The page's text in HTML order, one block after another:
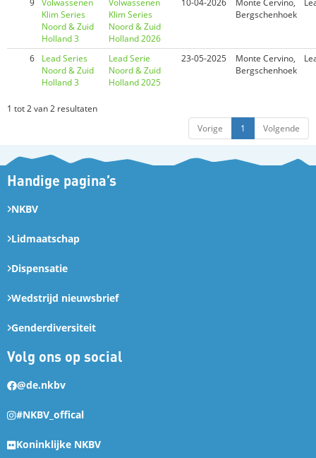
9 Volwassenen
Klim Series
Noord & Zuid
Holland 3
Volwassenen
Klim Series
Noord & Zuid
Holland 2026
10-04-2026
Monte Cervino,
Bergschenhoek​
6
Lead Series
Noord & Zuid
Holland 3
Lead Serie
Noord & Zuid
Holland 2025
23-05-2025
Monte Cervino,
Bergschenhoek
1 tot 2 van 2 resultaten
Vorige
1 Volgende
Handige pagina’s
NKBV
Lidmaatschap
Dispensatie
Wedstrijd nieuwsbrief
Genderdiversiteit
Volg ons op social
@de.nkbv
#NKBV_offical
Koninklijke NKBV